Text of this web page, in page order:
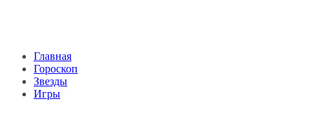
Главная
Гороскоп
Звезды
Игры